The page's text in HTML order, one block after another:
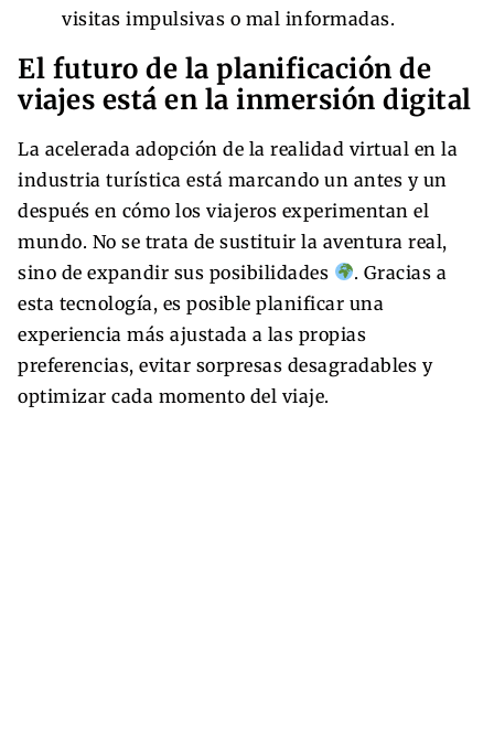
visitas impulsivas o mal informadas.
El futuro de la planificación de
viajes está en la inmersión digital
La acelerada adopción de la realidad virtual en la
industria turística está marcando un antes y un
después en cómo los viajeros experimentan el
mundo. No se trata de sustituir la aventura real,
sino de expandir sus posibilidades
. Gracias a
esta tecnología, es posible planificar una
experiencia más ajustada a las propias
preferencias, evitar sorpresas desagradables y
optimizar cada momento del viaje.